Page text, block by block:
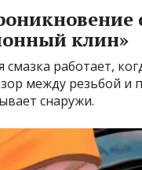
клин»
работает,
между резьбой и
снаружи.